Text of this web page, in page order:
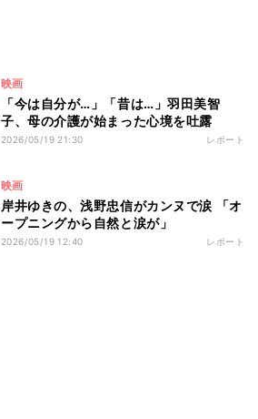
映画
「今は自分が…」「昔は…」羽田美智
子、母の介護が始まった心境を吐露
2026/05/19 21:30 レポート
映画
岸井ゆきの、浅野忠信がカンヌで涙 「オ
ープニングから自然と涙が」
2026/05/19 12:40 レポート